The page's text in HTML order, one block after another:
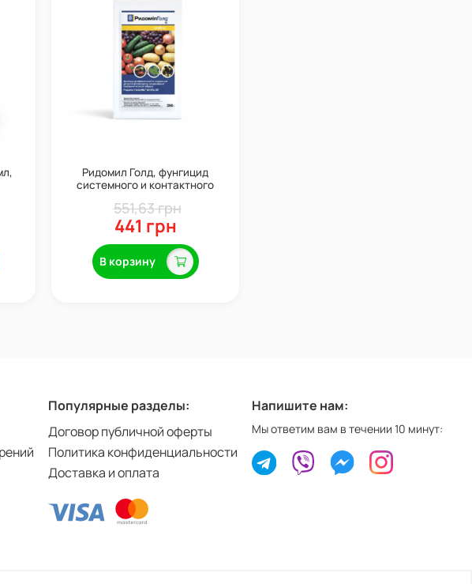
Ридомил Голд, фунгицид
системного и контактного
441 грн
551,63 грн
В корзину
Популярные разделы:
Договор публичной оферты
Политика конфиденциальности
Доставка и оплата
Напишите нам:
Мы ответим вам в течении 10 минут: